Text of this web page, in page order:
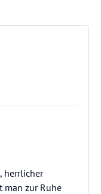
herrlicher
man zur Ruhe